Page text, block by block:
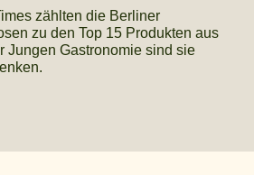
zählten die Berliner
zu den Top 15 Produkten aus
Jungen Gastronomie sind sie